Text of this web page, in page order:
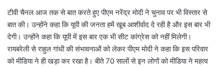
टीवी चैनल आज तक से बात करते हुए पीएम नरेंद्र मोदी ने चुनाव पर भी विस्तार से
बात की। उन्होंने कहा कि यूपी की जनता हमें खूब आशीर्वाद दे रही है और इस बार भी
देगी। उन्होंने कहा कि यूपी में इस बार एक भी सीट कांग्रेस को नहीं मिलेगी।
रायबरेली से राहुल गांधी की संभावनाओं को लेकर पीएम मोदी ने कहा कि इस परिवार
को मीडिया ने ही खड़ा कर रखा है। बीते 70 सालों से इन लोगों को मीडिया ने महत्व